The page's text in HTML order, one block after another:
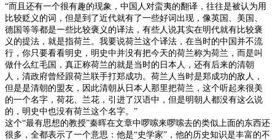
“而且还有一个很有趣的现象，中国人对蛮夷的翻译，往往是被认为用
比较贬义的词，但是到了近代就有了一些好词出现，像英国、美国、
德国等等都是一些比较褒义的译法，有些人说其实在明代就有比较褒
义的提法，就是指荷兰。我要说荷兰这个译法，在当时的中国并不流
行，你只要看看明史，明史中并没有把今天的荷兰称为荷兰，而是叫
做什么红毛国，真正称荷兰的就是当时的日本人，还有后来的清朝
人，清政府曾经跟荷兰联手打郑成功。荷兰人当时是郑成功的敌人，
但是是清朝的盟友，因此清朝从日本人那里把荷兰，这个听起来很美
的一个名字，荷花、兰花，引进了汉语中，但是明朝人都没有这么说
的，明史中也没有荷兰这个名字。”
这个“最有思想的教授”秦晖在文章中啰嗦来啰嗦去的类似上面的东西还
很多，全都表示了一个意思：他是“史学家”，他的历史知识是丰富的不